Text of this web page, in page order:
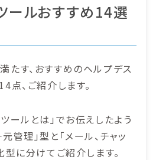
ールおすすめ14選
たす、おすすめのヘルプデス
点、ご紹介します。
ールとは」でお伝えしたよう
管理」型と「メール、チャッ
型に分けてご紹介します。